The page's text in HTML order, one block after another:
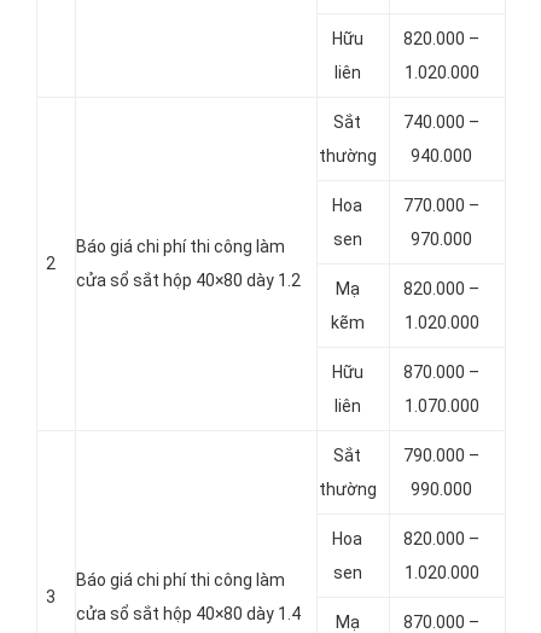
Hữu
liên
820.000 –
1.020.000
2
Báo giá chi phí thi công làm
cửa sổ sắt hộp 40×80 dày 1.2
Sắt
thường
740.000 –
940.000
Hoa
sen
770.000 –
970.000
Mạ
kẽm
820.000 –
1.020.000
Hữu
liên
870.000 –
1.070.000
3
Báo giá chi phí thi công làm
cửa sổ sắt hộp 40×80 dày 1.4
Sắt
thường
790.000 –
990.000
Hoa
sen
820.000 –
1.020.000
Mạ
870.000 –